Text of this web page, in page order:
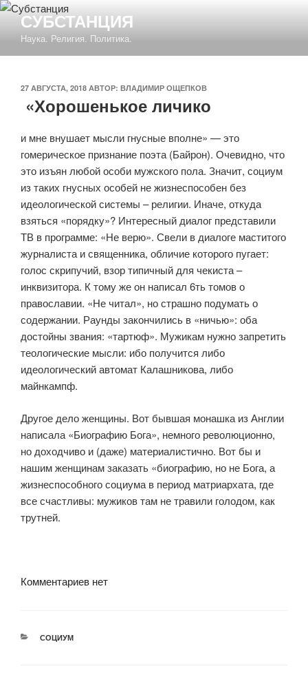
Перейти
содержимому
СУБСТАНЦИЯ
Наука. Религия. Политика.
ОПУБЛИКОВАНО
27 АВГУСТА, 2018 АВТОР: ВЛАДИМИР ОЩЕПКОВ
«Хорошенькое личико
и мне внушает мысли гнусные вполне» — это
гомерическое признание поэта (Байрон). Очевидно, что
это изъян любой особи мужского пола. Значит, социум
из таких гнусных особей не жизнеспособен без
идеологической системы – религии. Иначе, откуда
взяться «порядку»? Интересный диалог представили
ТВ в программе: «Не верю». Свели в диалоге маститого
журналиста и священника, обличие которого пугает:
голос скрипучий, взор типичный для чекиста –
инквизитора. К тому же он написал 6ть томов о
православии. «Не читал», но страшно подумать о
содержании. Раунды закончились в «ничью»: оба
достойны звания: «тартюф». Мужикам нужно запретить
теологические мысли: ибо получится либо
идеологический автомат Калашникова, либо
майнкампф.
Другое дело женщины. Вот бывшая монашка из Англии
написала «Биографию Бога», немного революционно,
но доходчиво и (даже) материалистично. Вот бы и
нашим женщинам заказать «биографию, но не Бога, а
жизнеспособного социума в период матриархата, где
все счастливы: мужиков там не травили голодом, как
трутней.
Комментариев нет
РУБРИКИ
СОЦИУМ